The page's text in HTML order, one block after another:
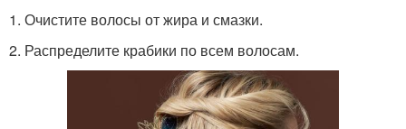
1. Очистите волосы от жира и смазки.
2. Распределите крабики по всем волосам.